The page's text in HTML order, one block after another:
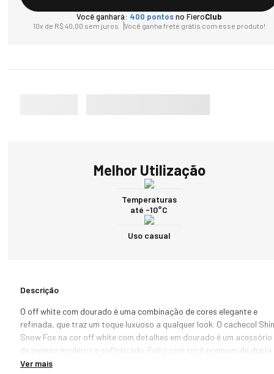
Você ganhará: 400 pontosno FieroClub
10x de R$ 40,00 sem juros Você ganha frete grátis com esse produto!
Melhor Utilização
Temperaturas
até -10°C
Uso casual
Descrição
O off white com dourado é uma combinação de cores elegante e
refinada, que traz um toque luxuoso a qualquer look. O cachecol
Snow Fox na cor off white com detalhes em dourado é um acessório
de inverno moderno e sofisticado. Feito com tricô premium de dupla
camada, proporciona ótimo isolamento térmico, mantendo você
Ver mais